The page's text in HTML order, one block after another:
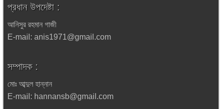
প্রধান উপদেষ্টা :
আনিসুর রহমান গাজী
E-mail: anis1971@gmail.com
সম্পাদক :
মোঃ আব্দুল হান্নান
E-mail: hannansb@gmail.com